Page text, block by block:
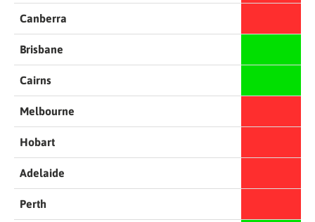
Canberra
Brisbane
Cairns
Melbourne
Hobart
Adelaide
Perth